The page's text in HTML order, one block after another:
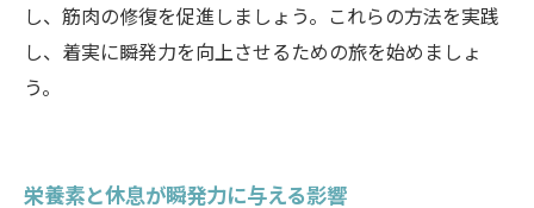
し、筋肉の修復を促進しましょう。これらの方法を実践
し、着実に瞬発力を向上させるための旅を始めましょ
う。
栄養素と休息が瞬発力に与える影響